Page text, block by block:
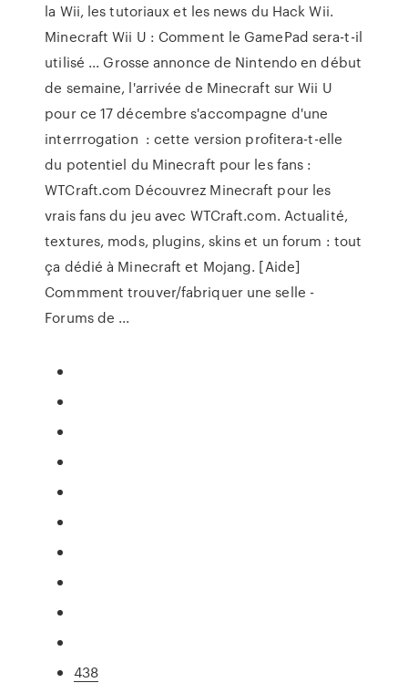
la Wii, les tutoriaux et les news du Hack Wii.
Minecraft Wii U : Comment le GamePad sera-t-il
utilisé ... Grosse annonce de Nintendo en début
de semaine, l'arrivée de Minecraft sur Wii U
pour ce 17 décembre s'accompagne d'une
interrrogation : cette version profitera-t-elle
du potentiel du Minecraft pour les fans :
WTCraft.com Découvrez Minecraft pour les
vrais fans du jeu avec WTCraft.com. Actualité,
textures, mods, plugins, skins et un forum : tout
ça dédié à Minecraft et Mojang. [Aide]
Commment trouver/fabriquer une selle -
Forums de ...
438